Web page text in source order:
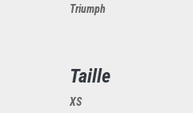
Triumph
Taille
XS